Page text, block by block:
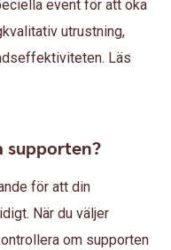
event för att öka
utrustning,
Läs
supporten?
för att din
När du väljer
om supporten